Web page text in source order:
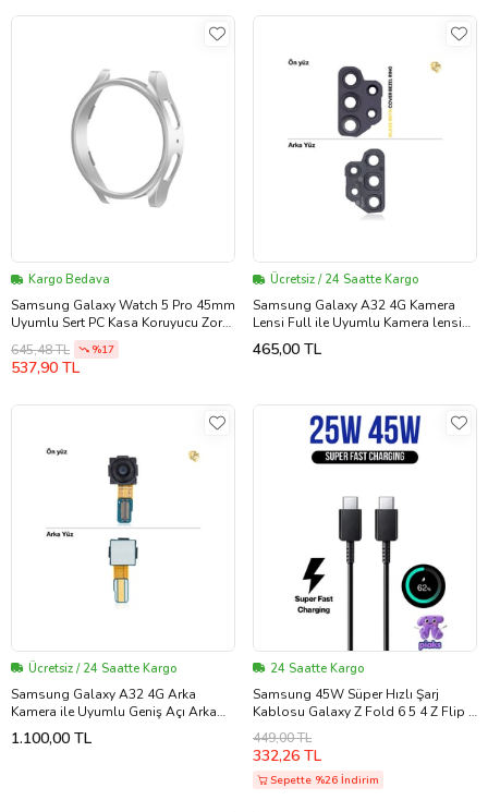
Kargo Bedava
Samsung Galaxy Watch 5 Pro 45mm
Uyumlu Sert PC Kasa Koruyucu Zore
Watch Gard 16 (Gümüş)
645,48 TL %17
537,90 TL
Ücretsiz / 24 Saatte Kargo
Samsung Galaxy A32 4G Kamera
Lensi Full ile Uyumlu Kamera lensi
sade lens kamera camı kamera
merceği
465,00 TL
Ücretsiz / 24 Saatte Kargo
Samsung Galaxy A32 4G Arka
Kamera ile Uyumlu Geniş Açı Arka
kamera büyük kamera ana kamera
sensörü
1.100,00 TL
24 Saatte Kargo
Samsung 45W Süper Hızlı Şarj
Kablosu Galaxy Z Fold 6 5 4 Z Flip 6
Uyumlu Type-C To Type-C Fast
Charge 45 Watt 5A Şarj Kablosu
449,00 TL
332,26 TL
Sepette %26 İndirim